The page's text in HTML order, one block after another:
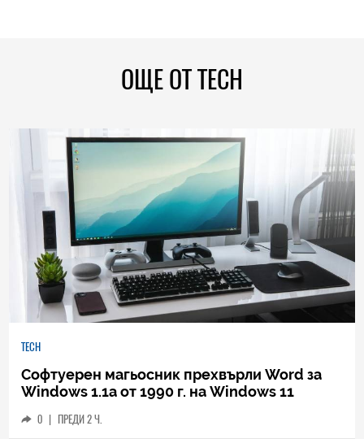
ОЩЕ ОТ TECH
TECH
Софтуерен магьосник прехвърли Word за
Windows 1.1a от 1990 г. на Windows 11
0 | ПРЕДИ 2 Ч.